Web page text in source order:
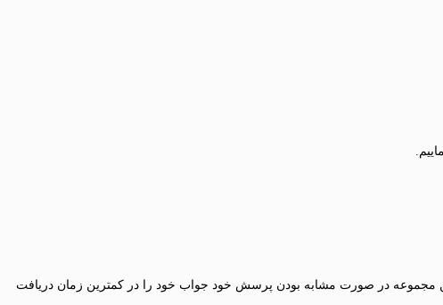
مجموعه در صورت مشابه بودن پرسش خود جواب خود را در کمترین زمان دریافت